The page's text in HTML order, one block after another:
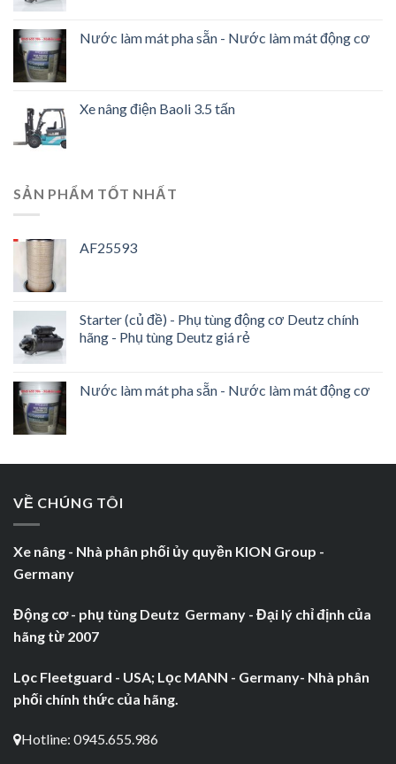
Nước làm mát pha sẵn - Nước làm mát động cơ
Xe nâng điện Baoli 3.5 tấn
SẢN PHẨM TỐT NHẤT
AF25593
Starter (củ đề) - Phụ tùng động cơ Deutz chính
hãng - Phụ tùng Deutz giá rẻ
Nước làm mát pha sẵn - Nước làm mát động cơ
VỀ CHÚNG TÔI
Xe nâng - Nhà phân phối ủy quyền KION Group -
Germany
Động cơ - phụ tùng Deutz Germany - Đại lý chỉ định của
hãng từ 2007
Lọc Fleetguard - USA; Lọc MANN - Germany- Nhà phân
phối chính thức của hãng.
Hotline: 0945.655.986